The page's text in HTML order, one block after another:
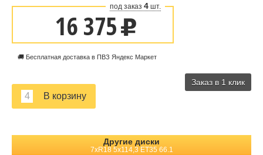
под заказ 4 шт.
16 375u
🚚 Бесплатная доставка в ПВЗ Яндекс Маркет
Заказ в 1 клик
Другие диски
7xR18 5x114,3 ET35 66.1